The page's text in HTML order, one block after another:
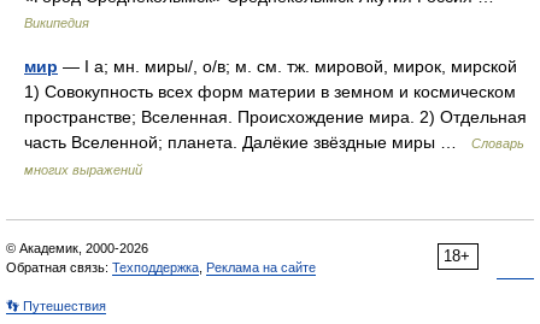
Википедия
мир — I а; мн. миры/, о/в; м. см. тж. мировой, мирок, мирской
1) Совокупность всех форм материи в земном и космическом
пространстве; Вселенная. Происхождение мира. 2) Отдельная
часть Вселенной; планета. Далёкие звёздные миры …
Словарь
многих выражений
18+
© Академик, 2000-2026
Обратная связь: Техподдержка Реклама на сайте
👣 Путешествия